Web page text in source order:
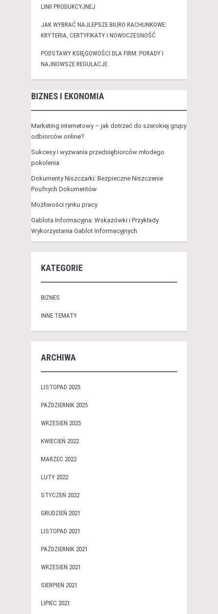
LINII PRODUKCYJNEJ
JAK WYBRAĆ NAJLEPSZE BIURO RACHUNKOWE:
KRYTERIA, CERTYFIKATY I NOWOCZESNOŚĆ
PODSTAWY KSIĘGOWOŚCI DLA FIRM: PORADY I
NAJNOWSZE REGULACJE
BIZNES I EKONOMIA
Marketing internetowy – jak dotrzeć do szerokiej grupy
odbiorców online?
Sukcesy i wyzwania przedsiębiorców młodego
pokolenia
Dokumenty Niszczarki: Bezpieczne Niszczenie
Poufnych Dokumentów
Możliwości rynku pracy
Gablota Informacyjna: Wskazówki i Przykłady
Wykorzystania Gablot Informacyjnych
KATEGORIE
BIZNES
INNE TEMATY
ARCHIWA
LISTOPAD 2025
PAŹDZIERNIK 2025
WRZESIEŃ 2025
KWIECIEŃ 2022
MARZEC 2022
LUTY 2022
STYCZEŃ 2022
GRUDZIEŃ 2021
LISTOPAD 2021
PAŹDZIERNIK 2021
WRZESIEŃ 2021
SIERPIEŃ 2021
LIPIEC 2021